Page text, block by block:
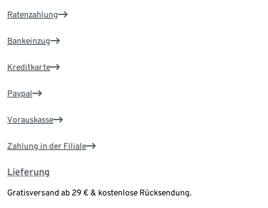
Ratenzahlung
Bankeinzug
Kreditkarte
Paypal
Vorauskasse
Zahlung in der Filiale
Lieferung
Gratisversand ab 29 € & kostenlose Rücksendung.